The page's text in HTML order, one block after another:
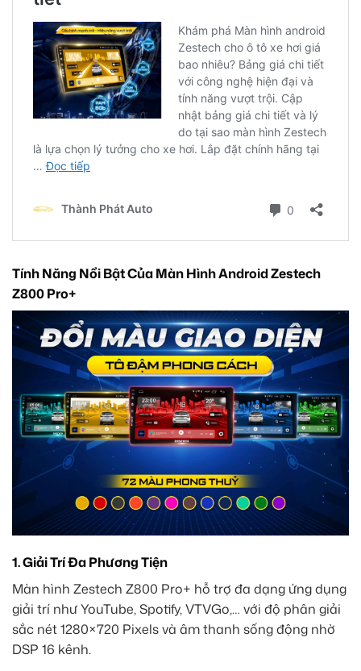
Tính Năng Nổi Bật Của Màn Hình Android Zestech
Z800 Pro+
1. Giải Trí Đa Phương Tiện
Màn hình Zestech Z800 Pro+ hỗ trợ đa dạng ứng dụng
giải trí như YouTube, Spotify, VTVGo,… với độ phân giải
sắc nét 1280×720 Pixels và âm thanh sống động nhờ
DSP 16 kênh.